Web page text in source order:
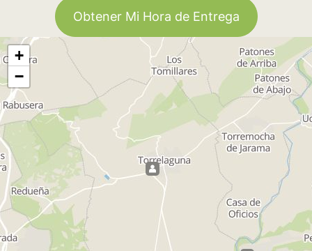
Obtener Mi Hora de Entrega
+
−